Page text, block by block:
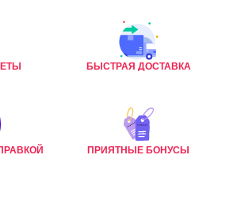
БЫСТРАЯ ДОСТАВКА
ПРИЯТНЫЕ БОНУСЫ